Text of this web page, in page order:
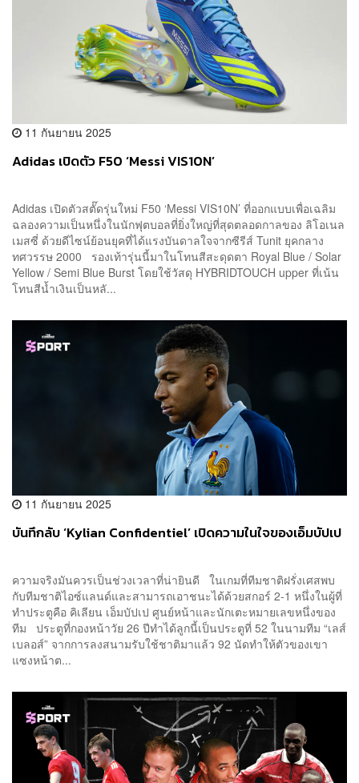
11 กันยายน 2025
Adidas เปิดตัว F50 ‘Messi VIS10N’
Adidas เปิดตัวสตั๊ดรุ่นใหม่ F50 ‘Messi VIS10N’ ที่ออกแบบเพื่อเฉลิม
ฉลองความเป็นหนึ่งในนักฟุตบอลที่ยิ่งใหญ่ที่สุดตลอดกาลของ ลิโอเนล
เมสซี่ ด้วยดีไซน์ย้อนยุคที่ได้แรงบันดาลใจจากซีรีส์ Tunit ยุคกลาง
ทศวรรษ 2000 รองเท้ารุ่นนี้มาในโทนสีสะดุดตา Royal Blue / Solar
Yellow / Semi Blue Burst โดยใช้วัสดุ HYBRIDTOUCH upper ที่เน้น
โทนสีน้ำเงินเป็นหลั...
11 กันยายน 2025
บันทึกลับ ‘Kylian Confidentiel’ เปิดความในใจของเอ็มบัปเป
ความจริงมันควรเป็นช่วงเวลาที่น่ายินดี ในเกมที่ทีมชาติฝรั่งเศสพบ
กับทีมชาติไอซ์แลนด์และสามารถเอาชนะได้ด้วยสกอร์ 2-1 หนึ่งในผู้ที่
ทำประตูคือ คิเลียน เอ็มบัปเป ศูนย์หน้าและนักเตะหมายเลขหนึ่งของ
ทีม ประตูที่กองหน้าวัย 26 ปีทำได้ลูกนี้เป็นประตูที่ 52 ในนามทีม “เลส์
เบลอส์” จากการลงสนามรับใช้ชาติมาแล้ว 92 นัดทำให้ตัวของเขา
แซงหน้าต...